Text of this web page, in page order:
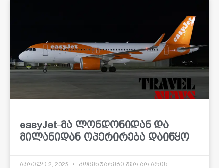
easyJet-მა ლონდონიდან და
მილანიდან ოპერირება დაიწყო
აპრილი 2, 2025 კომენტარები ჯერ არ არის